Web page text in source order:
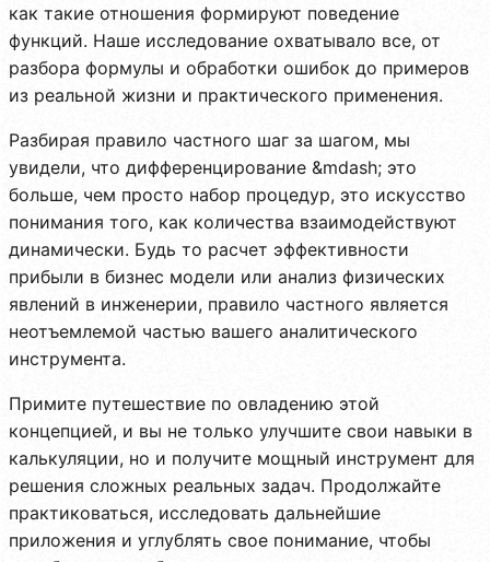
как такие отношения формируют поведение
функций. Наше исследование охватывало все, от
разбора формулы и обработки ошибок до примеров
из реальной жизни и практического применения.
Разбирая правило частного шаг за шагом, мы
увидели, что дифференцирование &mdash; это
больше, чем просто набор процедур, это искусство
понимания того, как количества взаимодействуют
динамически. Будь то расчет эффективности
прибыли в бизнес модели или анализ физических
явлений в инженерии, правило частного является
неотъемлемой частью вашего аналитического
инструмента.
Примите путешествие по овладению этой
концепцией, и вы не только улучшите свои навыки в
калькуляции, но и получите мощный инструмент для
решения сложных реальных задач. Продолжайте
практиковаться, исследовать дальнейшие
приложения и углублять свое понимание, чтобы